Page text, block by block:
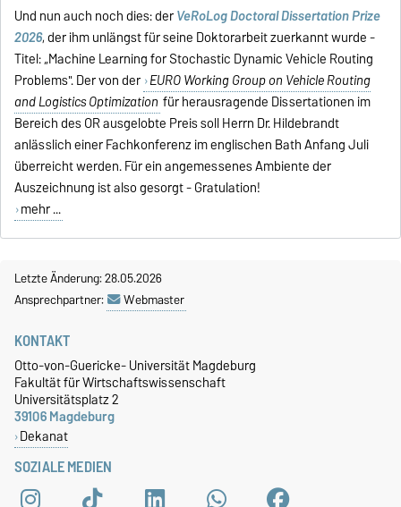
Und nun auch noch dies: derVeRoLog Doctoral Dissertation Prize
2026, der ihm unlängst für seine Doktorarbeit zuerkannt wurde -
Titel: „Machine Learning for Stochastic Dynamic Vehicle Routing
Problems". Der von der EURO Working Group on Vehicle Routing
and Logistics Optimization für herausragende Dissertationen im
Bereich des OR ausgelobte Preis soll Herrn Dr. Hildebrandt
anlässlich einer Fachkonferenz im englischen Bath Anfang Juli
überreicht werden. Für ein angemessenes Ambiente der
Auszeichnung ist also gesorgt - Gratulation!
mehr ...
Letzte Änderung: 28.05.2026
Ansprechpartner:
Webmaster
SOZIALE MEDIEN
KONTAKT
Otto-von-Guericke- Universität Magdeburg
Fakultät für Wirtschaftswissenschaft
Universitätsplatz 2
39106 Magdeburg
Dekanat